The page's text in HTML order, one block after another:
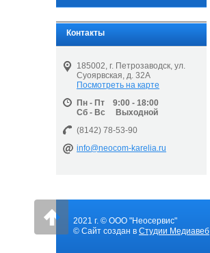
Контакты
185002, г. Петрозаводск, ул.
Суоярвская, д. 32А
Посмотреть на карте
Пн - Пт 9:00 - 18:00
Сб - Вс Выходной
(8142) 78-53-90
info@neocom-karelia.ru
2021 г. © ООО "Неосервис"
© Сайт создан в Студии Медиавеб